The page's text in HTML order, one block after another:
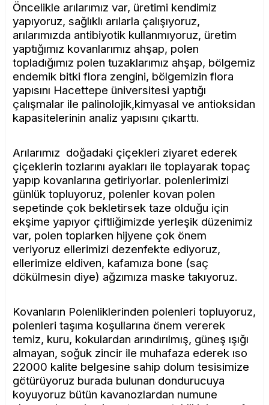
Öncelikle arılarımız var, üretimi kendimiz
yapıyoruz, sağlıklı arılarla çalışıyoruz,
arılarımızda antibiyotik kullanmıyoruz, üretim
yaptığımız kovanlarımız ahşap, polen
topladığımız polen tuzaklarımız ahşap, bölgemiz
endemik bitki flora zengini, bölgemizin flora
yapısını Hacettepe üniversitesi yaptığı
çalışmalar ile palinolojik,kimyasal ve antioksidan
kapasitelerinin analiz yapısını çıkarttı.
Arılarımız doğadaki çiçekleri ziyaret ederek
çiçeklerin tozlarını ayakları ile toplayarak topaç
yapıp kovanlarına getiriyorlar. polenlerimizi
günlük topluyoruz, polenler kovan polen
sepetinde çok bekletirsek taze olduğu için
ekşime yapıyor çiftliğimizde yerleşik düzenimiz
var, polen toplarken hijyene çok önem
veriyoruz ellerimizi dezenfekte ediyoruz,
ellerimize eldiven, kafamıza bone (saç
dökülmesin diye) ağzımıza maske takıyoruz.
Kovanların Polenliklerinden polenleri topluyoruz,
polenleri taşıma koşullarına önem vererek
temiz, kuru, kokulardan arındırılmış, güneş ışığı
almayan, soğuk zincir ile muhafaza ederek ıso
22000 kalite belgesine sahip dolum tesisimize
götürüyoruz burada bulunan dondurucuya
koyuyoruz bütün kavanozlardan numune